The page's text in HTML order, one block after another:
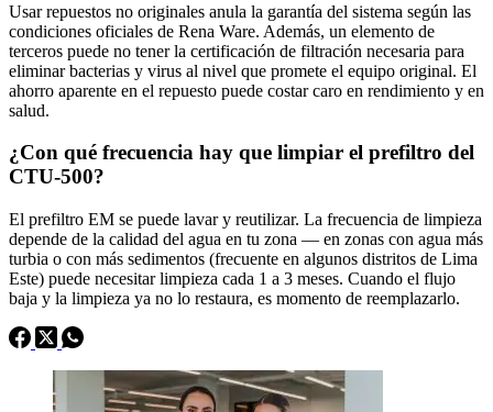
Usar repuestos no originales anula la garantía del sistema según las
condiciones oficiales de Rena Ware. Además, un elemento de
terceros puede no tener la certificación de filtración necesaria para
eliminar bacterias y virus al nivel que promete el equipo original. El
ahorro aparente en el repuesto puede costar caro en rendimiento y en
salud.
¿Con qué frecuencia hay que limpiar el prefiltro del
CTU-500?
El prefiltro EM se puede lavar y reutilizar. La frecuencia de limpieza
depende de la calidad del agua en tu zona — en zonas con agua más
turbia o con más sedimentos (frecuente en algunos distritos de Lima
Este) puede necesitar limpieza cada 1 a 3 meses. Cuando el flujo
baja y la limpieza ya no lo restaura, es momento de reemplazarlo.